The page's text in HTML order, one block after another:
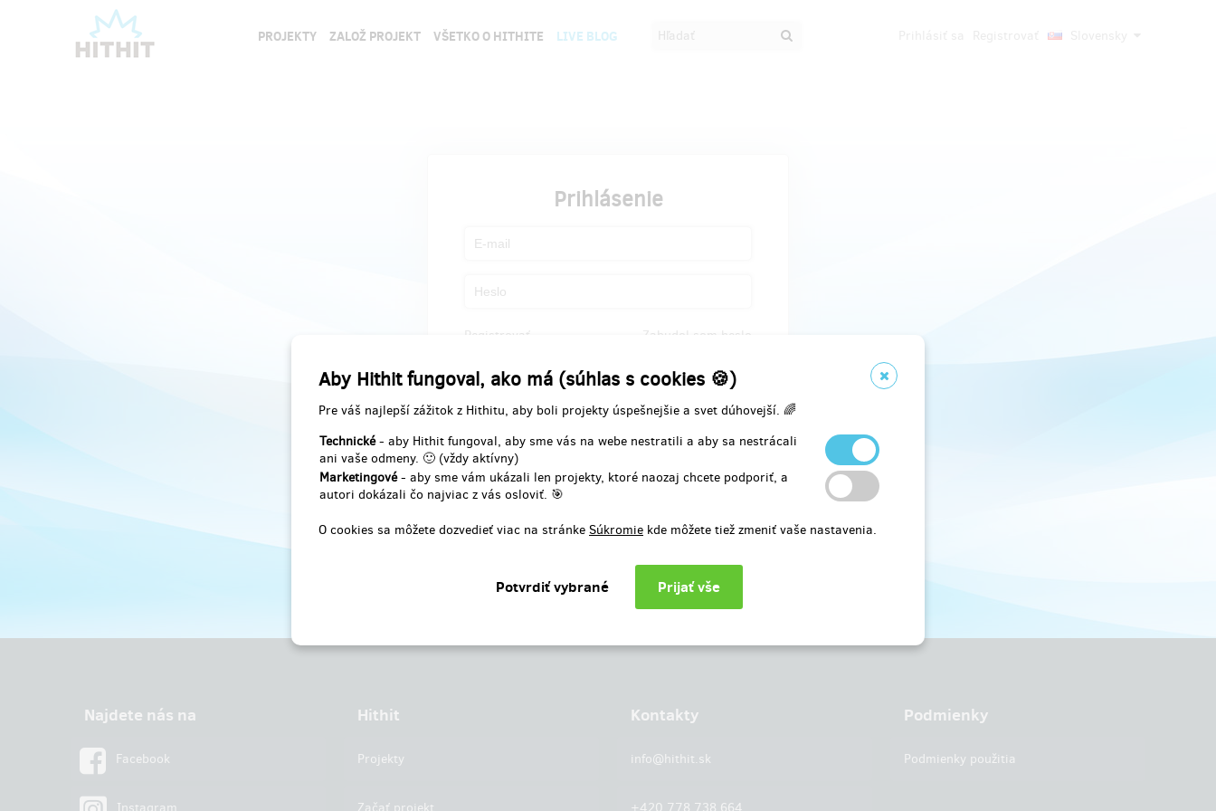
Aby Hithit fungoval, ako má (súhlas s cookies 🍪)
Pre váš najlepší zážitok z Hithitu, aby boli projekty úspešnejšie a svet dúhovejší. 🌈
Technické- aby Hithit fungoval, aby sme vás na webe nestratili a aby sa nestrácali
ani vaše odmeny. 🙂 (vždy aktívny)
Marketingové- aby sme vám ukázali len projekty, ktoré naozaj chcete podporiť, a
autori dokázali čo najviac z vás osloviť. 🎯
O cookies sa môžete dozvedieť viac na stránke Súkromie kde môžete tiež zmeniť vaše nastavenia.
PROJEKTY ZALOŽ PROJEKT VŠETKO O HITHITE LIVE BLOG
Prihlásenie
Registrovať Zabudol som heslo
Najdete nás na
Facebook
Hithit
Projekty
Kontakty
info@hithit.sk
Podmienky
Podmienky použitia